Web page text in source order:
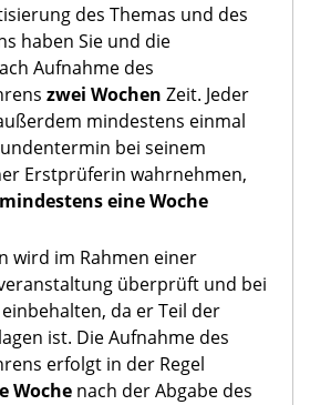
des Themas und des
haben Sie und die
Aufnahme des
zwei Wochen Zeit. Jeder
mindestens einmal
bei seinem
Erstprüferin wahrnehmen,
mindestens eine Woche
wird im Rahmen einer
überprüft und bei
da er Teil der
ist. Die Aufnahme des
erfolgt in der Regel
Woche nach der Abgabe des